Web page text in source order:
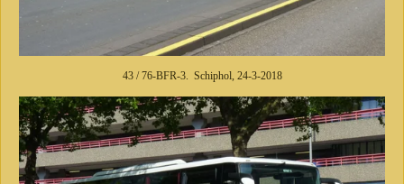
43 / 76-BFR-3. Schiphol, 24-3-2018